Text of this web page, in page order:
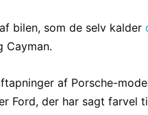
bilen, som de selv kalder
Cayman.
af Porsche-
Ford, der har sagt farvel